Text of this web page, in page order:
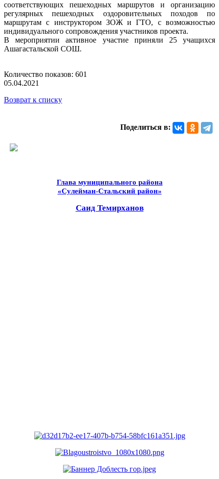
соответствующих пешеходных маршрутов и организацию
регулярных пешеходных оздоровительных походов по
маршрутам с инструктором ЗОЖ и ГТО, с возможностью
индивидуального сопровождения участников проекта.
В мероприятии активное участие приняли 25 учащихся
Ашагастальской СОШ.
Количество показов: 601
05.04.2021
Возврат к списку
Поделиться в:
Глава муниципального района
«Сулейман-Стальский район»
Саид Темирханов